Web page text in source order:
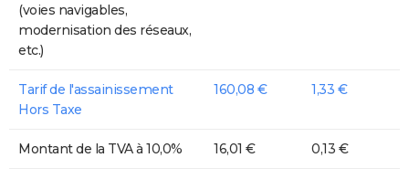
(voies navigables,
modernisation des réseaux,
etc.)
Tarif de l'assainissement
Hors Taxe
160,08 € 1,33 €
Montant de la TVA à 10,0% 16,01 € 0,13 €